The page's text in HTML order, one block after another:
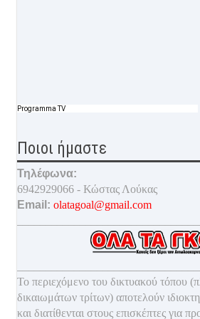
Programma TV
Ποιοι ήμαστε
Τηλέφωνα:
6942929066 - Κώστας Λούκας
Email: olatagoal@gmail.com
Το περιεχόμενο του δικτυακού τόπου
δικαιωμάτων τρίτων) αποτελούν
και διατίθενται στους επισκέπτες για